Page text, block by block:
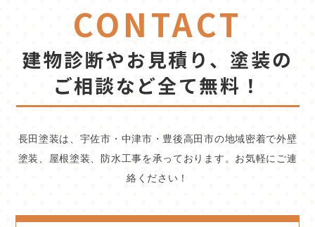
CONTACT
建物診断やお見積り、塗装の
ご相談など全て無料！
長田塗装は、宇佐市・中津市・豊後高田市の地域密着で外壁
塗装、屋根塗装、防水工事を承っております。お気軽にご連
絡ください！